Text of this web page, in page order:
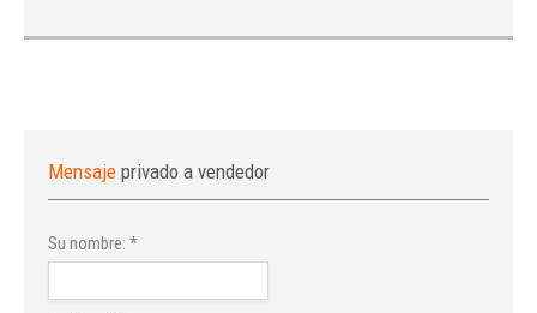
Mensaje privado a vendedor
Su nombre: *